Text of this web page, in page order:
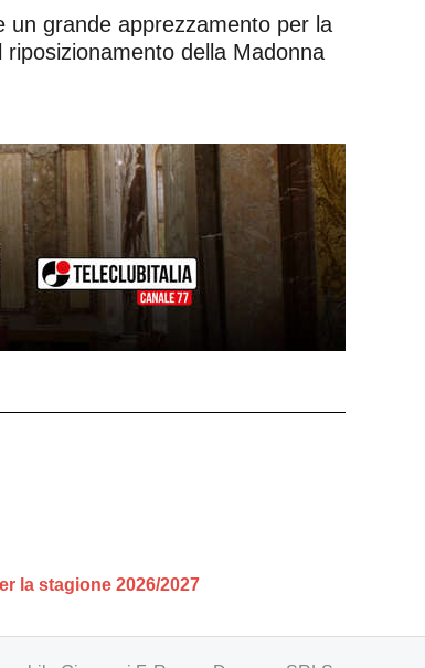
un grande apprezzamento per la
della Madonna
la stagione 2026/2027